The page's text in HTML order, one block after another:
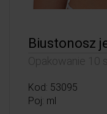
Biustonosz
Opakowanie 10
Kod: 53095
Poj: ml